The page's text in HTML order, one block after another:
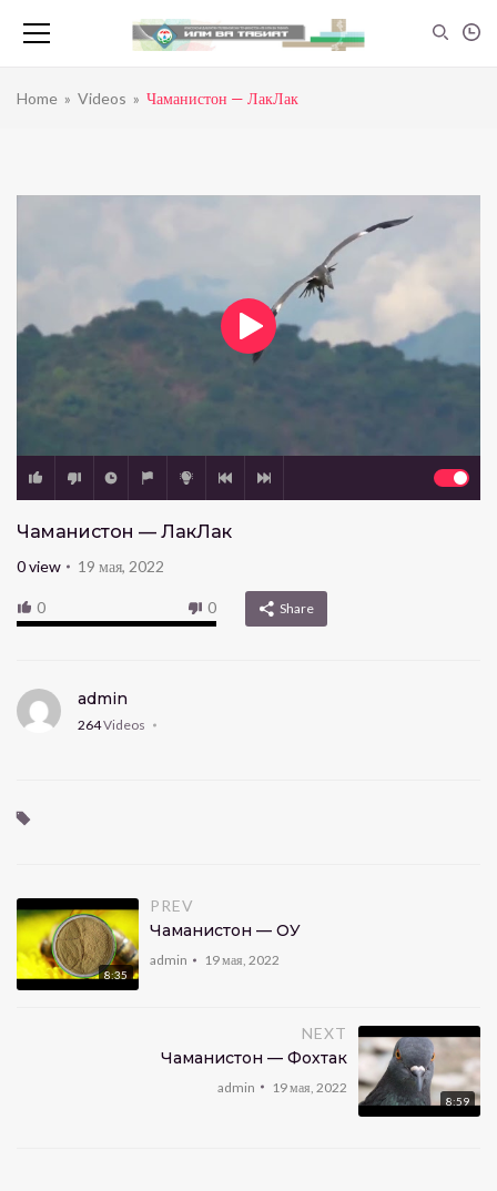
Home » Videos » Чаманистон — ЛакЛак
Чаманистон — ЛакЛак
0view 19 мая, 2022
0 0 Share
admin
264Videos
8:35
PREV
Чаманистон — ҚОҚУ
admin 19 мая, 2022
NEXT
Чаманистон — Фохтак
admin 19 мая, 2022
8:59